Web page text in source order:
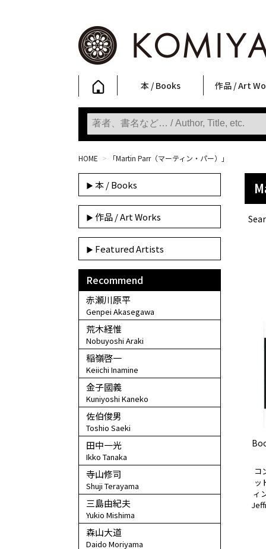
本 / Books
写真集
Photobooks
ファッション
Fashion
アート / 美術
Art
文学・人文
Literature & Humanities
日本文化
Japanese Culture
新刊
New Books
SALE
SALE
作品 / Art
フォトグラフ
Photography
ポスター
Posters
ストリートア
Street Art
立体・その他
Sculptures / etc
アートワーク
Art Works
Primary
KOMIYAMA
版画
Prints
HOME > 「Martin Parr（マーティン・パー）」
コ
ッ
ィ
本 / Books
作品 / Art Works
Featured Artists
Recommend
赤瀬川原平
Genpei Akasegawa
荒木経惟
Nobuyoshi Araki
稲嶺啓一
Keiichi Inamine
金子國義
Kuniyoshi Kaneko
佐伯俊男
Toshio Saeki
田中一光
Ikko Tanaka
寺山修司
Shuji Terayama
三島由紀夫
Yukio Mishima
森山大道
Daido Moriyama